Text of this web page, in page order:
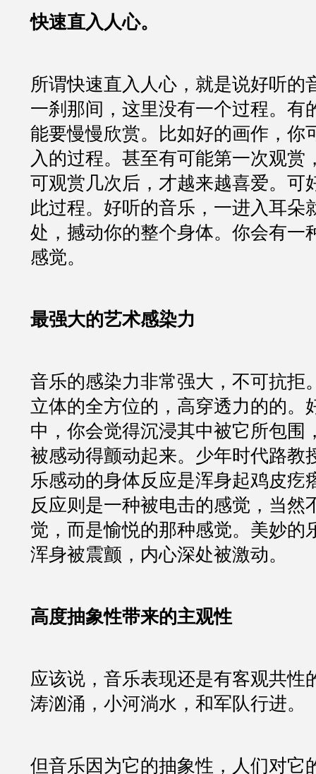
快速直入人心。
所谓快速直入人心，就是说好听的
一刹那间，这里没有一个过程。有
能要慢慢欣赏。比如好的画作，你
入的过程。甚至有可能第一次观赏
可观赏几次后，才越来越喜爱。可
此过程。好听的音乐，一进入耳朵
处，撼动你的整个身体。你会有一
感觉。
最强大的艺术感染力
音乐的感染力非常强大，不可抗拒
立体的全方位的，高穿透力的的。
中，你会觉得沉浸其中被它所包围
被感动得颤动起来。少年时代路教
乐感动的身体反应是浑身起鸡皮疙
反应则是一种被电击的感觉，当然
觉，而是愉悦的那种感觉。美妙的
浑身被震颤，内心深处被激动。
高度抽象性带来的主观性
应该说，音乐表现还是有客观共性
涛汹涌，小河淌水，和军队行进。
但音乐因为它的抽象性，人们对它